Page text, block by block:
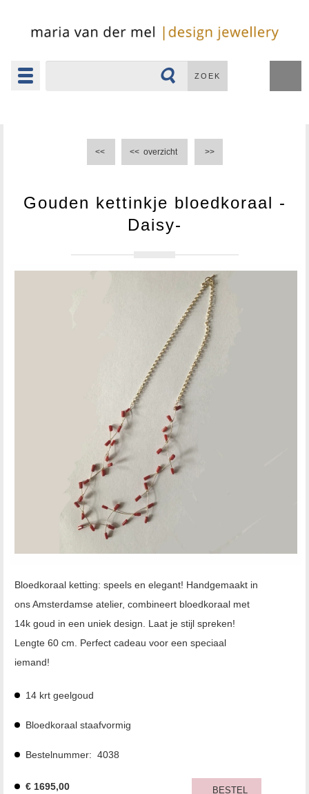
Toggle
navigation
ZOEK
<< << overzicht >>
Gouden kettinkje bloedkoraal -
Daisy-
Bloedkoraal ketting: speels en elegant! Handgemaakt in
ons Amsterdamse atelier, combineert bloedkoraal met
14k goud in een uniek design. Laat je stijl spreken!
Lengte 60 cm. Perfect cadeau voor een speciaal
iemand!
14 krt geelgoud
Bloedkoraal staafvormig
Bestelnummer: 4038
€ 1695,00 BESTEL